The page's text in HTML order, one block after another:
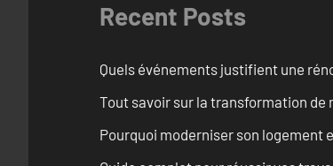
Recent Posts
Quels événements justifient une
Tout savoir sur la transformation de
Pourquoi moderniser son logement